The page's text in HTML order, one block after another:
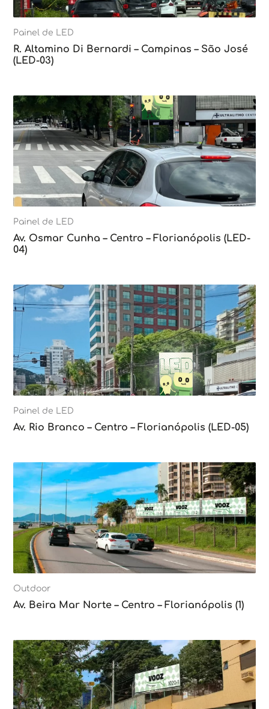
Painel de LED
R. Altamino Di Bernardi – Campinas – São José
(LED-03)
Painel de LED
Av. Osmar Cunha – Centro – Florianópolis (LED-
04)
Painel de LED
Av. Rio Branco – Centro – Florianópolis (LED-05)
Outdoor
Av. Beira Mar Norte – Centro – Florianópolis (1)